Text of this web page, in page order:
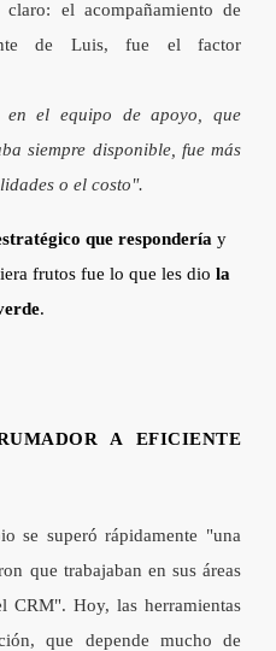
el acompañamiento de
de Luis, fue el factor
en el equipo de apoyo, que
siempre disponible, fue más
o el costo".
que respondería y
frutos fue lo que les dio la
.
A EFICIENTE
se superó rápidamente "una
que trabajaban en sus áreas
CRM". Hoy, las herramientas
que depende mucho de